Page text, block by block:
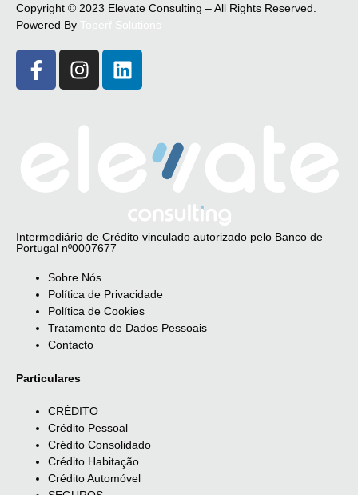
Copyright © 2023 Elevate Consulting – All Rights Reserved.
Powered By
Intermediário de Crédito vinculado autorizado pelo Banco de
Portugal nº0007677
Sobre Nós
Política de Privacidade
Política de Cookies
Tratamento de Dados Pessoais
Contacto
Particulares
CRÉDITO
Crédito Pessoal
Crédito Consolidado
Crédito Habitação
Crédito Automóvel